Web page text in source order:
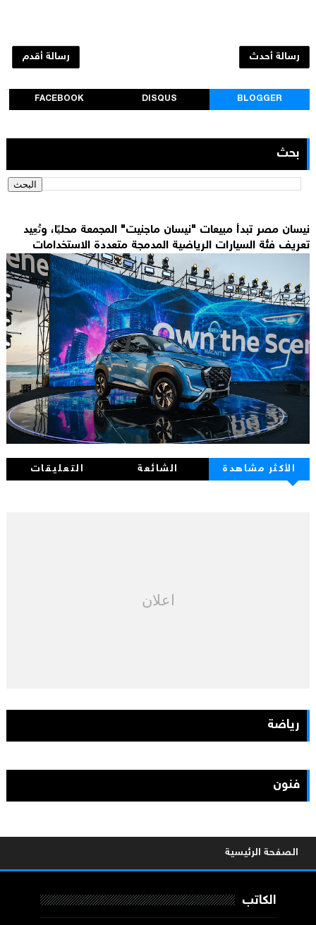
رسالة أحدث رسالة أقدم
BLOGGER
DISQUS
FACEBOOK
بحث
نيسان مصر تبدأ مبيعات "نيسان ماجنيت" المجمعة محليًا، وتُعِيد
تعريف فئة السيارات الرياضية المدمجة متعددة الاستخدامات
الأكثر مشاهدة الشائعة التعليقات
اعلان
رياضة
فنون
الصفحة الرئيسية
الكاتب